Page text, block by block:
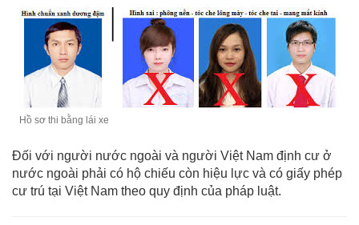
Hồ sơ thi bằng lái xe
Đối với người nước ngoài và người Việt Nam định cư ở
nước ngoài phải có hộ chiếu còn hiệu lực và có giấy phép
cư trú tại Việt Nam theo quy định của pháp luật.